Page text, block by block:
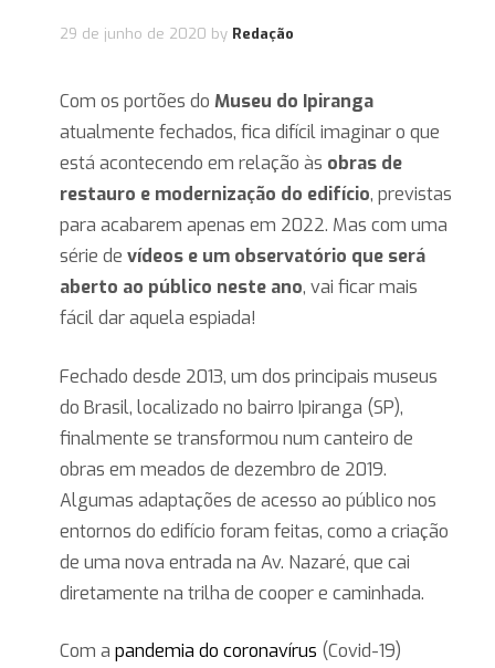
29 de junho de 2020 by Redação
Com os portões do Museu do Ipiranga
atualmente fechados, fica difícil imaginar o que
está acontecendo em relação às obras de
restauro e modernização do edifício, previstas
para acabarem apenas em 2022. Mas com uma
série de vídeos e um observatório que será
aberto ao público neste ano, vai ficar mais
fácil dar aquela espiada!
Fechado desde 2013, um dos principais museus
do Brasil, localizado no bairro Ipiranga (SP),
finalmente se transformou num canteiro de
obras em meados de dezembro de 2019.
Algumas adaptações de acesso ao público nos
entornos do edifício foram feitas, como a criação
de uma nova entrada na Av. Nazaré, que cai
diretamente na trilha de cooper e caminhada.
Com a pandemia do coronavírus (Covid-19)